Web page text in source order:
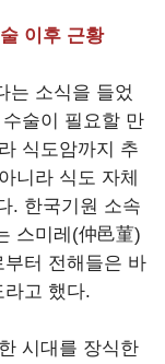
이후 근황
는 소식을 들었
술이 필요할 만
식도암까지 추
니라 식도 자체
. 한국기원 소속
스미레(仲邑菫)
터 전해들은 바
라고 했다.
시대를 장식한